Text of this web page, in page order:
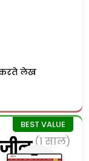
करते लेख
(1 साल)